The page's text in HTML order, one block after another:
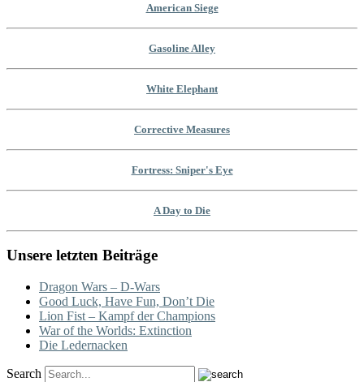
American Siege
Gasoline Alley
White Elephant
Corrective Measures
Fortress: Sniper's Eye
A Day to Die
Unsere letzten Beiträge
Dragon Wars – D-Wars
Good Luck, Have Fun, Don’t Die
Lion Fist – Kampf der Champions
War of the Worlds: Extinction
Die Ledernacken
Search